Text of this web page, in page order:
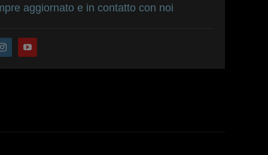
aggiornato e in contatto con noi